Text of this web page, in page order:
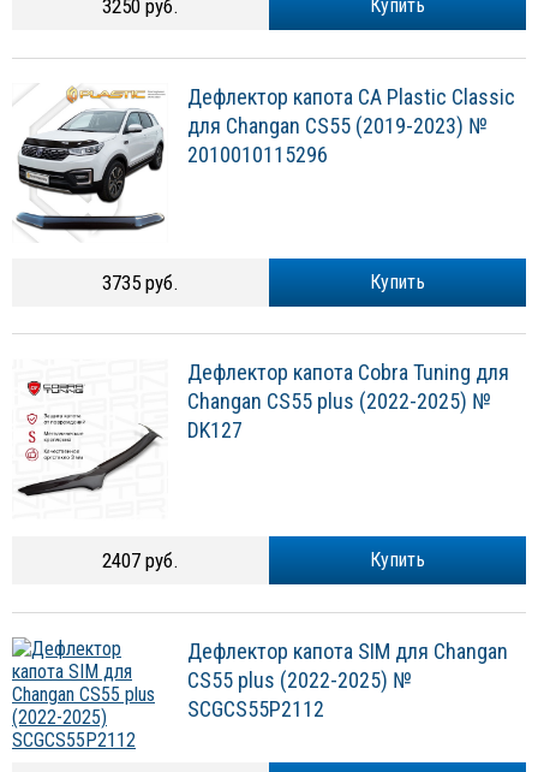
Купить
3250 руб.
Дефлектор капота CA Plastic Classic
для Changan CS55 (2019-2023) №
2010010115296
Купить
3735 руб.
Дефлектор капота Cobra Tuning для
Changan CS55 plus (2022-2025) №
DK127
Купить
2407 руб.
Дефлектор капота SIM для Changan
CS55 plus (2022-2025) №
SCGCS55P2112